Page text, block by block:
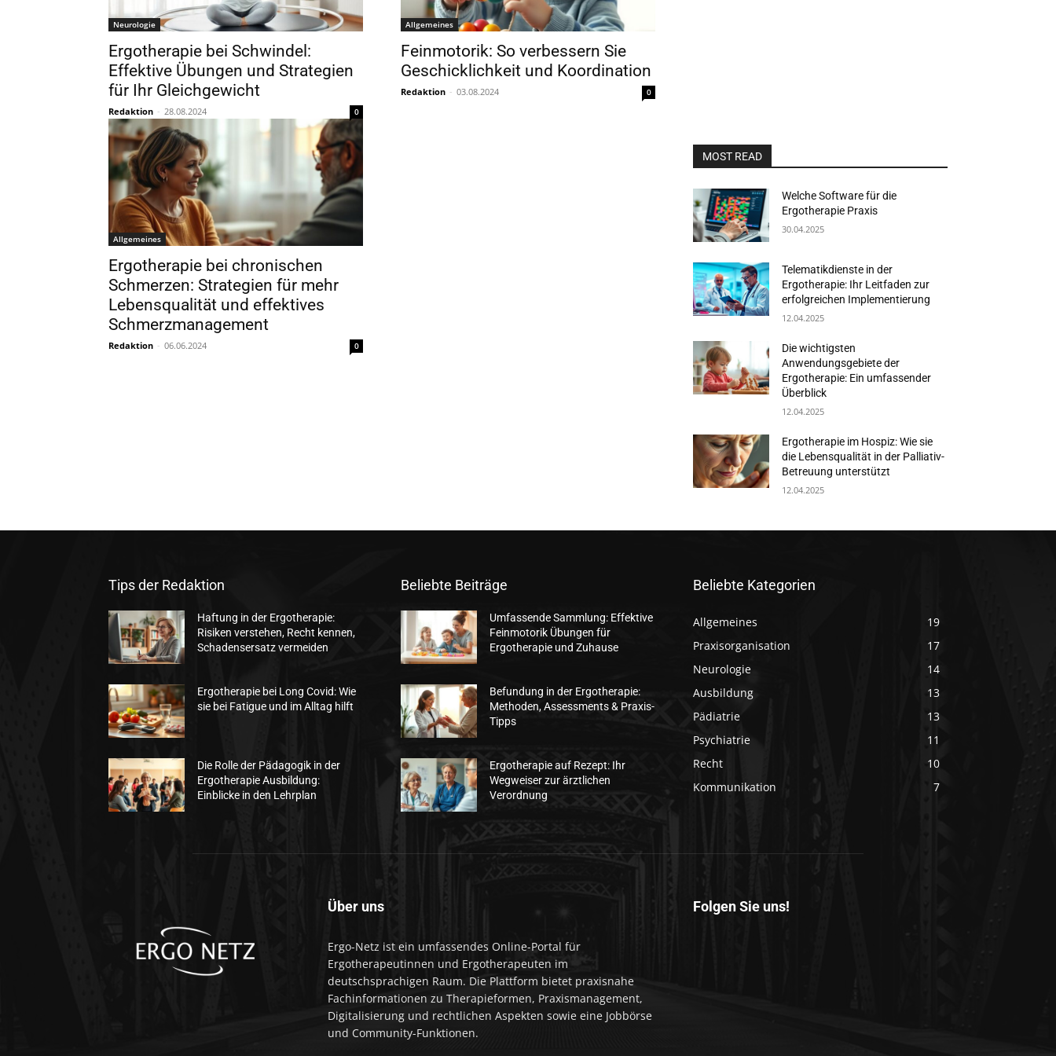
Neurologie
Ergotherapie bei Schwindel:
Effektive Übungen und Strategien
für Ihr Gleichgewicht
Redaktion - 28.08.2024 0
Allgemeines
Feinmotorik: So verbessern Sie
Geschicklichkeit und Koordination
Redaktion - 03.08.2024 0
Allgemeines
Ergotherapie bei chronischen
Schmerzen: Strategien für mehr
Lebensqualität und effektives
Schmerzmanagement
Redaktion - 06.06.2024 0
MOST READ
Welche Software für die
Ergotherapie Praxis
30.04.2025
Telematikdienste in der
Ergotherapie: Ihr Leitfaden zur
erfolgreichen Implementierung
12.04.2025
Die wichtigsten
Anwendungsgebiete der
Ergotherapie: Ein umfassender
Überblick
12.04.2025
Ergotherapie im Hospiz: Wie sie
die Lebensqualität in der Palliativ-
Betreuung unterstützt
12.04.2025
Tips der Redaktion
Haftung in der Ergotherapie:
Risiken verstehen, Recht kennen,
Schadensersatz vermeiden
Ergotherapie bei Long Covid: Wie
sie bei Fatigue und im Alltag hilft
Die Rolle der Pädagogik in der
Ergotherapie Ausbildung:
Einblicke in den Lehrplan
Beliebte Beiträge
Umfassende Sammlung: Effektive
Feinmotorik Übungen für
Ergotherapie und Zuhause
Befundung in der Ergotherapie:
Methoden, Assessments & Praxis-
Tipps
Ergotherapie auf Rezept: Ihr
Wegweiser zur ärztlichen
Verordnung
Beliebte Kategorien
Allgemeines
19
Praxisorganisation
17
Neurologie
14
Ausbildung
13
Pädiatrie
13
Psychiatrie
11
Recht
10
Kommunikation
7
Über uns
Ergo-Netz ist ein umfassendes Online-Portal für
Ergotherapeutinnen und Ergotherapeuten im
deutschsprachigen Raum. Die Plattform bietet praxisnahe
Fachinformationen zu Therapieformen, Praxismanagement,
Digitalisierung und rechtlichen Aspekten sowie eine Jobbörse
und Community-Funktionen.
Folgen Sie uns!